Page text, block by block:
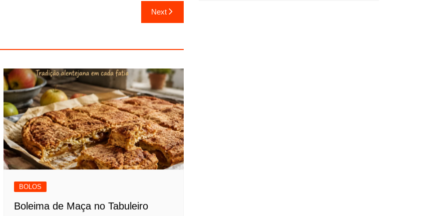
Next
BOLOS
Boleima de Maça no Tabuleiro